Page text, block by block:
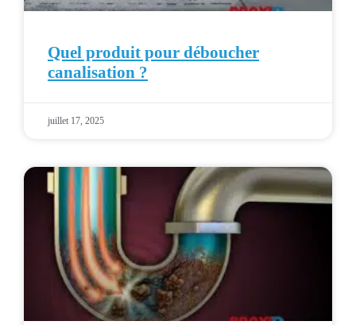
Quel produit pour déboucher
canalisation ?
juillet 17, 2025